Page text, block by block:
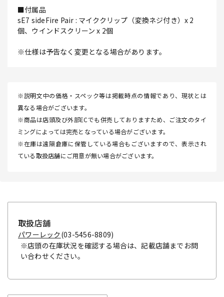
■付属品
sE7 sideFire Pair : マイククリップ（変換ネジ付き）x 2
個、ウインドスクリーン x 2個
※仕様は予告なく変更となる場合があります。
※説明文中の価格・スペック等は掲載時点の情報であり、現状とは
異なる場合がございます。
※商品は店頭及び外部ECでも併売しておりますため、ご注文のタイ
ミングによっては完売となっている場合がございます。
※在庫は遠隔倉庫に保管している場合もございますので、表示され
ている取扱店舗にご用意が無い場合がございます。
取扱店舗
パワーレック (03-5456-8809)
※店頭の在庫状況を確認する場合は、記載店舗までお問
い合わせください。